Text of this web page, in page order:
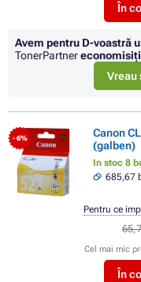
În
Avem pentru D-voastră
TonerPartnereconomisiţi
Vreau
- 6%
Canon
(galben)
In stoc 8
685,67
Cel mai mic
În
Pentru ce